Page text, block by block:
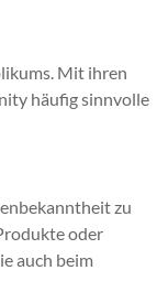
Mit ihren
häufig sinnvolle
zu
oder
auch beim